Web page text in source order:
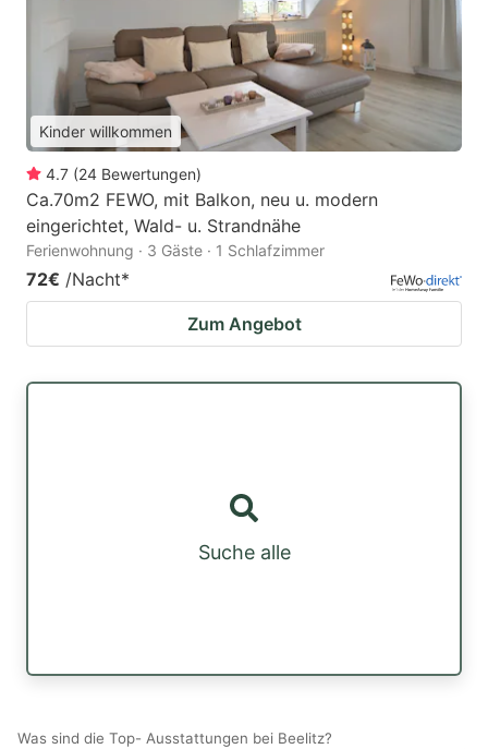
Kinder willkommen
4.7 (24 Bewertungen)
Ca.70m2 FEWO, mit Balkon, neu u. modern
eingerichtet, Wald- u. Strandnähe
Ferienwohnung · 3 Gäste · 1 Schlafzimmer
72€ /Nacht*
Zum Angebot
Suche alle
Was sind die Top- Ausstattungen bei Beelitz?